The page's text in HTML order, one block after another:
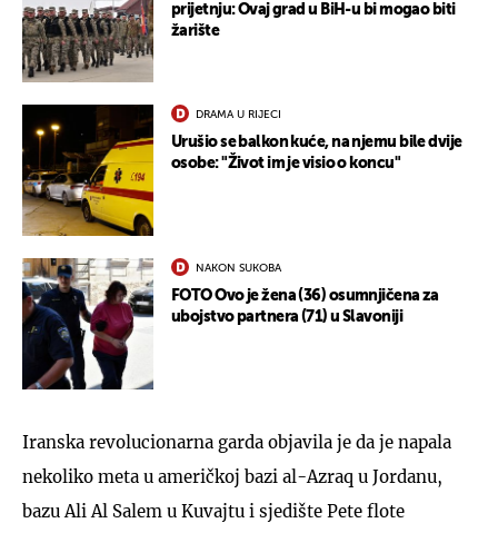
prijetnju: Ovaj grad u BiH-u bi mogao biti
žarište
DRAMA U RIJECI
Urušio se balkon kuće, na njemu bile dvije
osobe: "Život im je visio o koncu"
NAKON SUKOBA
FOTO Ovo je žena (36) osumnjičena za
ubojstvo partnera (71) u Slavoniji
Iranska revolucionarna garda objavila je da je napala
nekoliko meta u američkoj bazi al-Azraq u Jordanu,
bazu Ali Al Salem u Kuvajtu i sjedište Pete flote